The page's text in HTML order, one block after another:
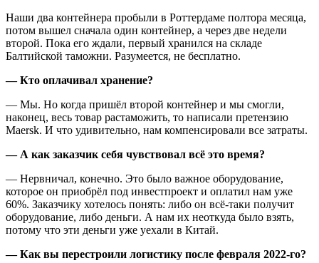
Наши два контейнера пробыли в Роттердаме полтора месяца,
потом вышел сначала один контейнер, а через две недели
второй. Пока его ждали, первый хранился на складе
Балтийской таможни. Разумеется, не бесплатно.
— Кто оплачивал хранение?
— Мы. Но когда пришёл второй контейнер и мы смогли,
наконец, весь товар растаможить, то написали претензию
Maersk. И что удивительно, нам компенсировали все затраты.
— А как заказчик себя чувствовал всё это время?
— Нервничал, конечно. Это было важное оборудование,
которое он приобрёл под инвестпроект и оплатил нам уже
60%. Заказчику хотелось понять: либо он всё-таки получит
оборудование, либо деньги. А нам их неоткуда было взять,
потому что эти деньги уже уехали в Китай.
— Как вы перестроили логистику после февраля 2022-го?